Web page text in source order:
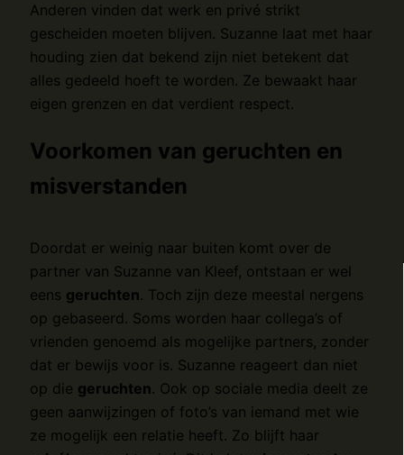
Anderen vinden dat werk en privé strikt
gescheiden moeten blijven. Suzanne laat met haar
houding zien dat bekend zijn niet betekent dat
alles gedeeld hoeft te worden. Ze bewaakt haar
eigen grenzen en dat verdient respect.
Voorkomen van geruchten en
misverstanden
Doordat er weinig naar buiten komt over de
partner van Suzanne van Kleef, ontstaan er wel
eens geruchten. Toch zijn deze meestal nergens
op gebaseerd. Soms worden haar collega’s of
vrienden genoemd als mogelijke partners, zonder
dat er bewijs voor is. Suzanne reageert dan niet
op die geruchten. Ook op sociale media deelt ze
geen aanwijzingen of foto’s van iemand met wie
ze mogelijk een relatie heeft. Zo blijft haar